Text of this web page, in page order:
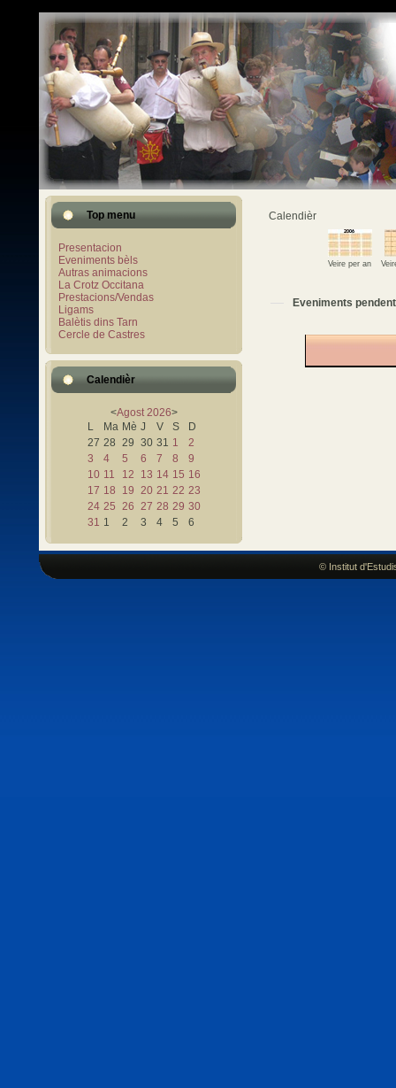
Top menu
Presentacion
Eveniments bèls
Autras animacions
La Crotz Occitana
Prestacions/Vendas
Ligams
Balètis dins Tarn
Cercle de Castres
Calendièr
<Agost 2026>
L
Ma Mè J V S
D
27 28 29 30 31 1
2
3
4 5 6 7 8
9
10 11 12 13 14 15 16
17 18 19 20 21 22 23
24 25 26 27 28 29 30
31 1 2 3 4 5 6
Calendièr
Veire per an
Eveniments pendent
© Institut